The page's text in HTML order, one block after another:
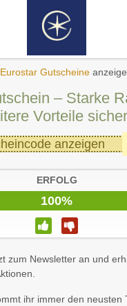
Eurostar Gutscheine
– Starke
Vorteile
anzeigen
ERFOLG
100%
zum Newsletter an und
ihr immer den neusten